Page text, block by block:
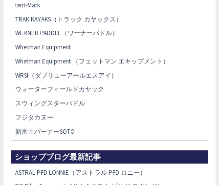
tent-Mark
TRAK KAYAKS（トラック カヤックス）
WERNER PADDLE（ワーナーパドル）
Whetman Equipment
Whetman Equipment （フェットマン エキップメント）
WRSI（ダブリューアールエスアイ）
ウォーターフィールドカヤック
スウィングスターパドル
フジタカヌー
新富士バーナーSOTO
ショップブログ最新記事
ASTRAL PFD LONNIE（アストラル PFD ロニー）